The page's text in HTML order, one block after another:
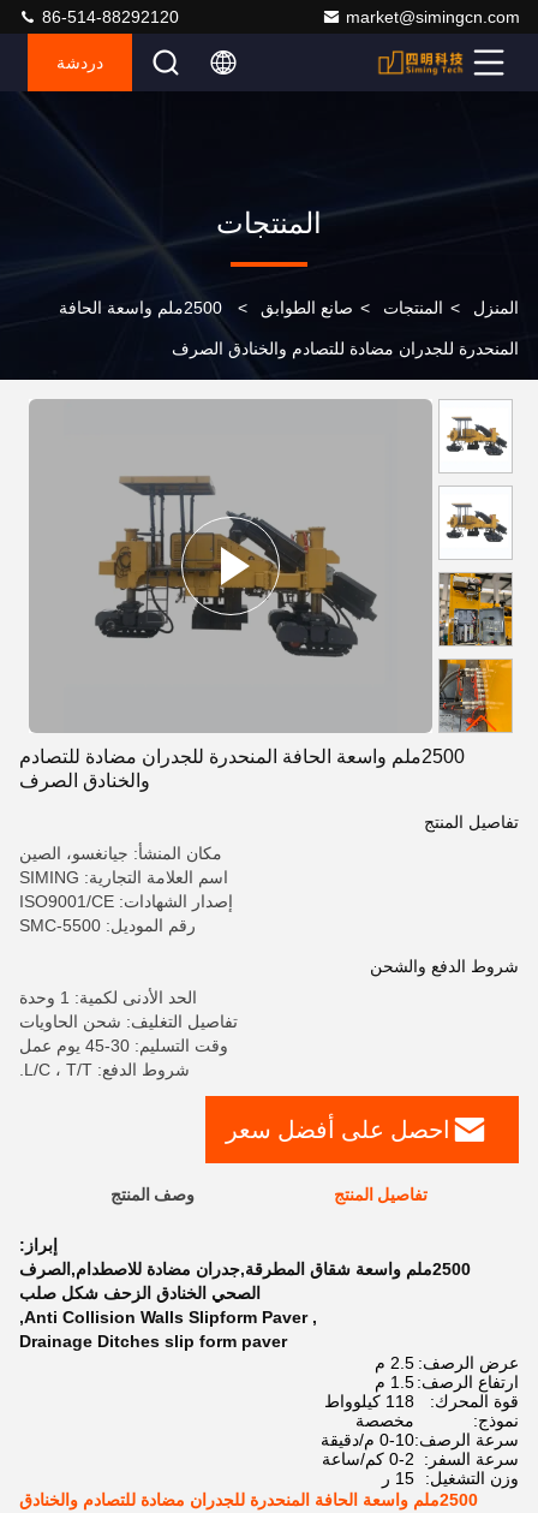
market@simingcn.com
86-514-88292120
دردشة
المنتجات
المنزل > المنتجات > صانع الطوابق > 2500ملم واسعة الحافة
المنحدرة للجدران مضادة للتصادم والخنادق الصرف
2500ملم واسعة الحافة المنحدرة للجدران مضادة للتصادم
والخنادق الصرف
تفاصيل المنتج
مكان المنشأ: جيانغسو، الصين
اسم العلامة التجارية: SIMING
إصدار الشهادات: ISO9001/CE
رقم الموديل: SMC-5500
شروط الدفع والشحن
الحد الأدنى لكمية: 1 وحدة
تفاصيل التغليف: شحن الحاويات
وقت التسليم: 30-45 يوم عمل
شروط الدفع: L/C ، T/T.
احصل على أفضل سعر
تفاصيل المنتج وصف المنتج
إبراز:
2500ملم واسعة شقاق المطرقة,جدران مضادة للاصطدام,الصرف
الصحي الخنادق الزحف شكل صلب
,
Anti Collision Walls Slipform Paver
,
Drainage Ditches slip form paver
عرض الرصف: 2.5 م
ارتفاع الرصف:1.5 م
قوة المحرك:
118 كيلوواط
نموذج:
مخصصة
سرعة الرصف:0-10 م/دقيقة
سرعة السفر:
0-2 كم/ساعة
وزن التشغيل:
15 ر
2500ملم واسعة الحافة المنحدرة للجدران مضادة للتصادم والخنادق